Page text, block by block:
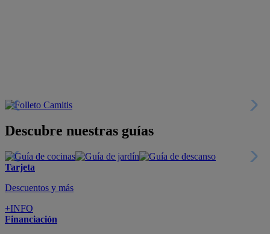
Descubre nuestras guías
Tarjeta
Descuentos y más
+INFO
Financiación